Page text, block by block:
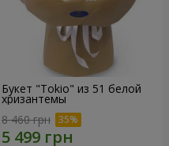
Букет "Tokio" из 51 белой
хризантемы
8 460 грн